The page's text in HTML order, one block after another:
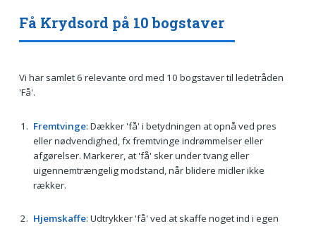
Få Krydsord på 10 bogstaver
Vi har samlet 6 relevante ord med 10 bogstaver til ledetråden
'Få'.
Fremtvinge: Dækker 'få' i betydningen at opnå ved pres
eller nødvendighed, fx fremtvinge indrømmelser eller
afgørelser. Markerer, at 'få' sker under tvang eller
uigennemtrængelig modstand, når blidere midler ikke
rækker.
Hjemskaffe: Udtrykker 'få' ved at skaffe noget ind i egen